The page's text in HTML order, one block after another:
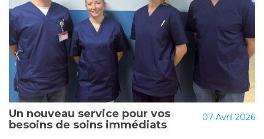
07 Avril 2026
Un nouveau service pour vos
besoins de soins immédiats